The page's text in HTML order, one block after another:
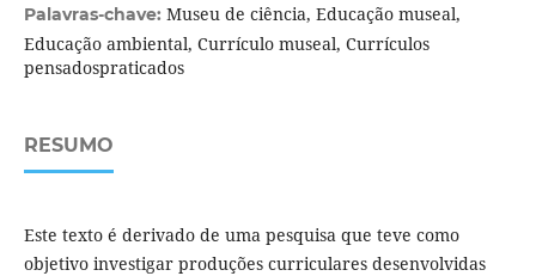
Palavras-chave: Museu de ciência, Educação museal,
Educação ambiental, Currículo museal, Currículos
pensadospraticados
RESUMO
Este texto é derivado de uma pesquisa que teve como
objetivo investigar produções curriculares desenvolvidas